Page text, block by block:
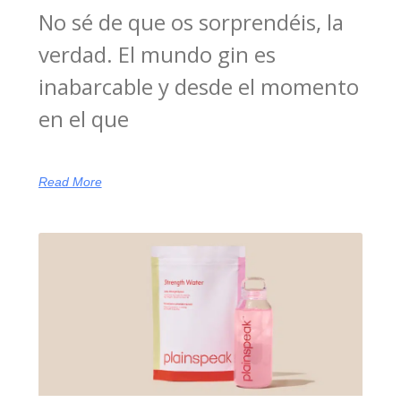
No sé de que os sorprendéis, la
verdad. El mundo gin es
inabarcable y desde el momento
en el que
Read More